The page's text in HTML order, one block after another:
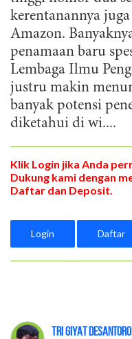
kerentanannya
Amazon.
penamaan baru
Lembaga Ilmu
justru makin
banyak potensi
diketahui di wi....
Klik Login jika Anda
Dukung kami dengan
Daftar dan Deposit.
Login Daftar
Tri Giyat Desantoro